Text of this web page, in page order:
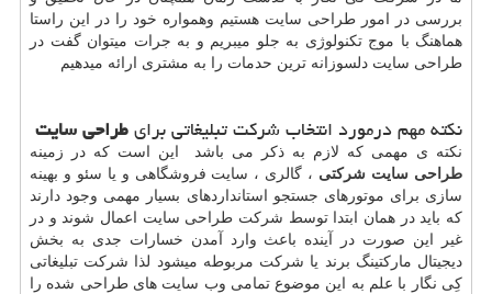
بررسی در امور طراحی سایت هستیم وهمواره خود را در این راستا
هماهنگ با موج تکنولوژی به جلو میبریم و به جرات میتوان گفت در
طراحی سایت دلسوزانه ترین حدمات را به مشتری ارائه میدهیم
نکته مهم درمورد انتخاب شرکت تبلیغاتی برایطراحی سایت
نکته ی مهمی که لازم به ذکر می باشد این است که در زمینه
طراحی سایت شرکتی ، گالری ، سایت فروشگاهی و یا سئو و بهینه
سازی برای موتورهای جستجو استانداردهای بسیار مهمی وجود دارند
که باید در همان ابتدا توسط شرکت طراحی سایت اعمال شوند و در
غیر این صورت در آینده باعث وارد آمدن خسارات جدی به بخش
دیجیتال مارکتینگ برند یا شرکت مربوطه میشود لذا شرکت تبلیغاتی
کِی نگار با علم به این موضوع تمامی وب سایت های طراحی شده را